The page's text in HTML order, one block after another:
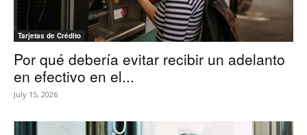
Tarjetas de Crédito
Por qué debería evitar recibir un adelanto
en efectivo en el...
July 15, 2026